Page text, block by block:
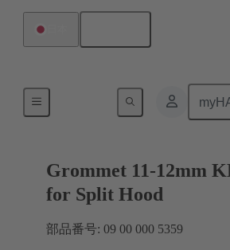
Grommet 11-12mm
for Split Hood
部品番号: 09 00 000 5359